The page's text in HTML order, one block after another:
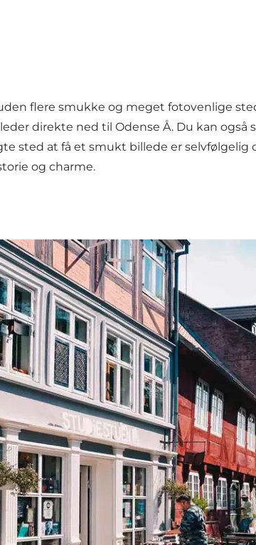
flere smukke og meget fotovenlige
direkte ned til Odense Å. Du kan også
sted at få et smukt billede er
og charme.